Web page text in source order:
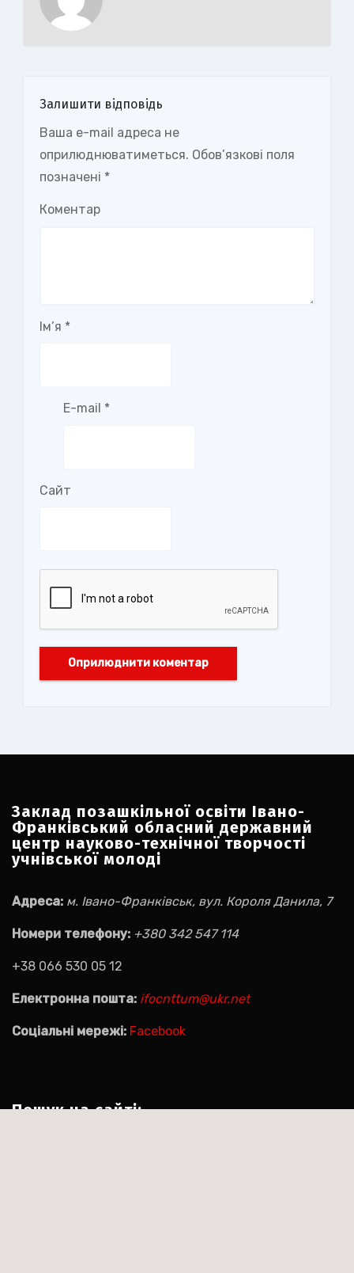
Залишити відповідь
Ваша e-mail адреса не
оприлюднюватиметься. Обов’язкові поля
позначені *
Коментар
Ім’я *
E-mail *
Сайт
Заклад позашкільної освіти Івано-
Франківський обласний державний
центр науково-технічної творчості
учнівської молоді
Адреса: м. Івано-Франківськ, вул. Короля Данила, 7
Номери телефону: +380 342 547 114
+38 066 530 05 12
Електронна пошта: ifocnttum@ukr.net
Соціальні мережі: Facebook
Пошук на сайті: